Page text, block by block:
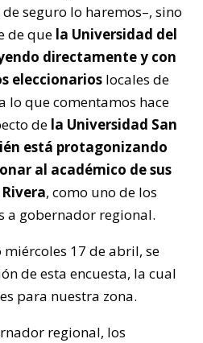
seguro lo haremos–, sino
de que la Universidad del
directamente y con
eleccionarios locales de
lo que comentamos hace
de la Universidad San
está protagonizando
al académico de sus
, como uno de los
a gobernador regional.
miércoles 17 de abril, se
de esta encuesta, la cual
para nuestra zona.
regional, los